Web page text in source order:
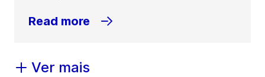
Read more
Ver mais